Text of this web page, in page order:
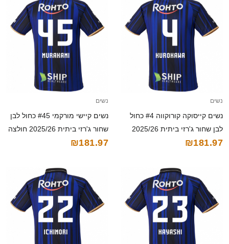
נשים
נשים קייסוקה קורוקווה #4 כחול
לבן שחור ג'רזי ביתית 2025/26
חולצה קצרה
₪181.97
נשים
נשים קיישי מורקמי #45 כחול לבן
שחור ג'רזי ביתית 2025/26 חולצה
קצרה
₪181.97